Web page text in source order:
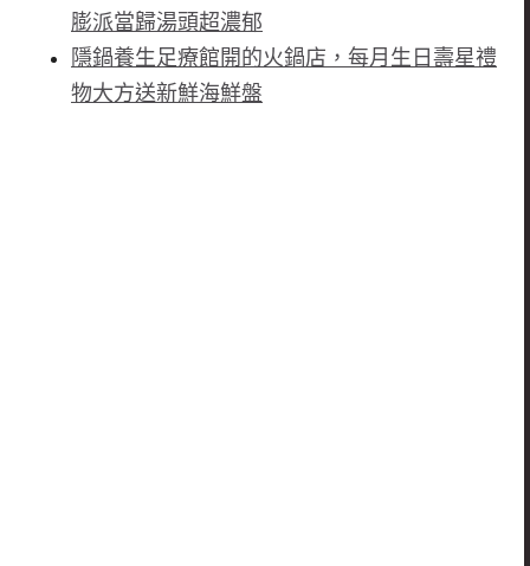
膨派當歸湯頭超濃郁
隱鍋養生足療館開的火鍋店，每月生日壽星禮
物大方送新鮮海鮮盤